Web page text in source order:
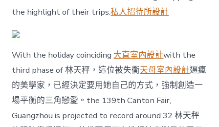
hotspots〉
中
the highlight of their trips.私人招待所設計
With the holiday coinciding 大直室內設計with the
third phase of 林天秤，這位被失衡天母室內設計逼瘋
的美學家，已經決定要用她自己的方式，強制創造一
場平衡的三角戀愛。the 139th Canton Fair,
Guangzhou is projected to record around 32 林天秤